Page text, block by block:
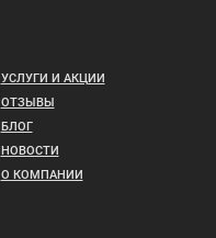
УСЛУГИ И АКЦИИ
ОТЗЫВЫ
БЛОГ
НОВОСТИ
О КОМПАНИИ